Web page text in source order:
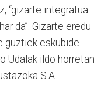
“gizarte integratua
da”. Gizarte eredu
guztiek eskubide
Udalak ildo horretan
S.A.